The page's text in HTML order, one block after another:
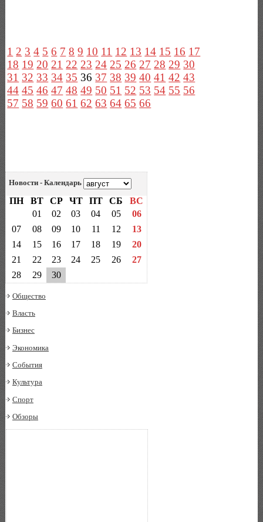
1 2 3 4 5 6 7 8 9 10 11 12 13 14 15 16 17
18 19 20 21 22 23 24 25 26 27 28 29 30
31 32 33 34 35 36 37 38 39 40 41 42 43
44 45 46 47 48 49 50 51 52 53 54 55 56
57 58 59 60 61 62 63 64 65 66
Новости - Календарь
ПН ВТ СР ЧТ ПТ СБ
ВС
01
02 03 04 05
06
07
08 09 10 11 12
13
14
15 16 17 18 19
20
21
22 23 24 25 26
27
28
29 30
Общество
Власть
Бизнес
Экономика
События
Культура
Спорт
Обзоры